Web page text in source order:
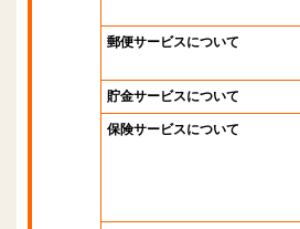
郵便サービスについて
貯金サービスについて
保険サービスについて